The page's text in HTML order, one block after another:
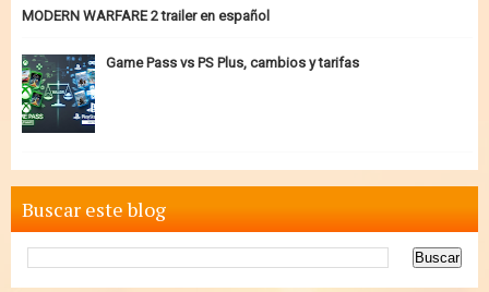
MODERN WARFARE 2 trailer en español
Game Pass vs PS Plus, cambios y tarifas
Buscar este blog